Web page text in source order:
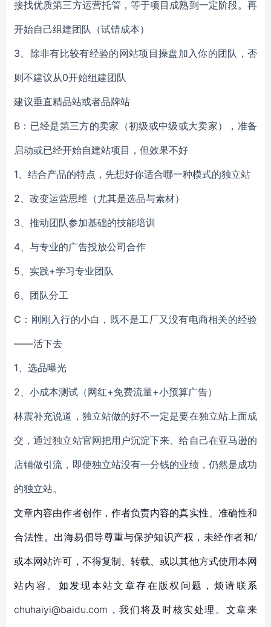
接找优质第三方运营托管，等于项目成熟到一定阶段。再
开始自己组建团队（试错成本）
3、除非有比较有经验的网站项目操盘加入你的团队，否
则不建议从0开始组建团队
建议垂直精品站或者品牌站
B：已经是第三方的卖家（初级或中级或大卖家），准备
启动或已经开始自建站项目，但效果不好
1、结合产品的特点，先想好你适合哪一种模式的独立站
2、改变运营思维（尤其是选品与素材）
3、推动团队参加基础的技能培训
4、与专业的广告投放公司合作
5、实践+学习专业团队
6、团队分工
C：刚刚入行的小白，既不是工厂又没有电商相关的经验
——活下去
1、选品曝光
2、小成本测试（网红+免费流量+小预算广告）
林震补充说道，独立站做的好不一定是要在独立站上面成
交，通过独立站官网把用户沉淀下来、给自己在亚马逊的
店铺做引流，即使独立站没有一分钱的业绩，仍然是成功
的独立站。
文章内容由作者创作，作者负责内容的真实性、准确性和
合法性。出海易倡导尊重与保护知识产权，未经作者和/
或本网站许可，不得复制、转载、或以其他方式使用本网
站内容。如发现本站文章存在版权问题，烦请联系
chuhaiyi@baidu.com，我们将及时核实处理。文章来